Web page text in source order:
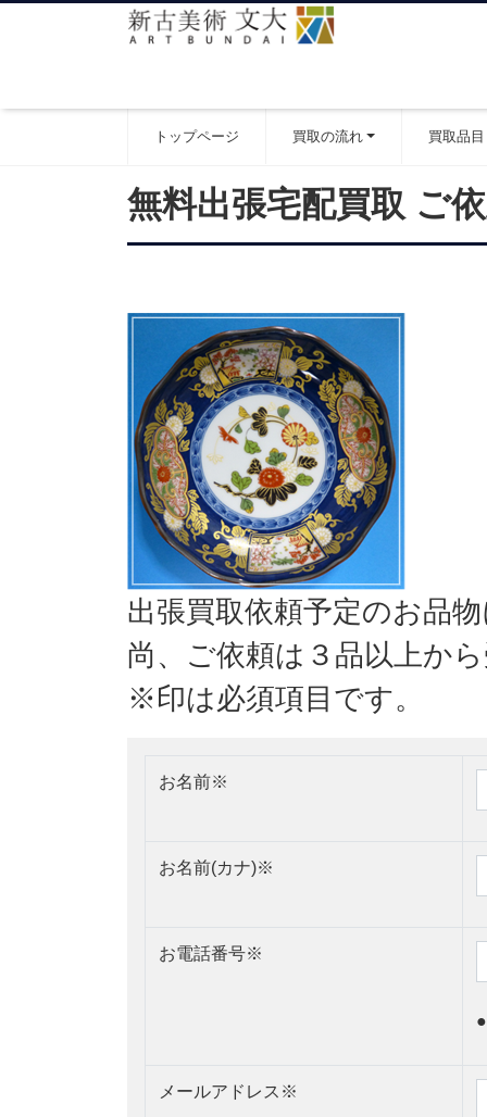
トップページ 買取の流れ 買取品目
無料出張宅配買取 ご
出張買取依頼予定のお品
尚、ご依頼は３品以上か
※印は必須項目です。
お名前※
お名前(カナ)※
お電話番号※
●
メールアドレス ※